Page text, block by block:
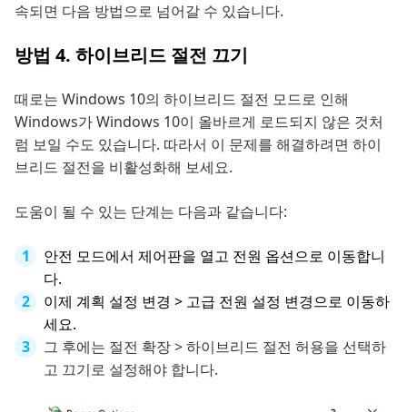
속되면 다음 방법으로 넘어갈 수 있습니다.
방법 4. 하이브리드 절전 끄기
때로는 Windows 10의 하이브리드 절전 모드로 인해
Windows가 Windows 10이 올바르게 로드되지 않은 것처
럼 보일 수도 있습니다. 따라서 이 문제를 해결하려면 하이
브리드 절전을 비활성화해 보세요.
도움이 될 수 있는 단계는 다음과 같습니다:
안전 모드에서 제어판을 열고 전원 옵션으로 이동합니
다.
이제 계획 설정 변경 > 고급 전원 설정 변경으로 이동하
세요.
그 후에는 절전 확장 > 하이브리드 절전 허용을 선택하
고 끄기로 설정해야 합니다.